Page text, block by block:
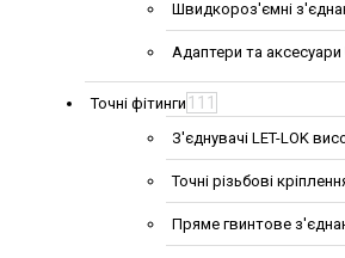
Швидкороз'ємні
Адаптери та аксесуари
Точні фітинги 111
З'єднувачі LET-LOK
Точні різьбові
Пряме гвинтове